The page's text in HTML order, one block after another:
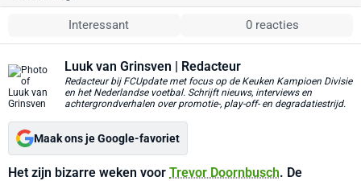
Interessant 0 reacties
Luuk van Grinsven | Redacteur
Redacteur bij FCUpdate met focus op de Keuken Kampioen Divisie
en het Nederlandse voetbal. Schrijft nieuws, interviews en
achtergrondverhalen over promotie-, play-off- en degradatiestrijd.
Maak ons je Google-favoriet
Het zijn bizarre weken voor Trevor Doornbusch. De